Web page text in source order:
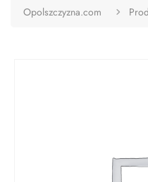
Opolszczyzna.com